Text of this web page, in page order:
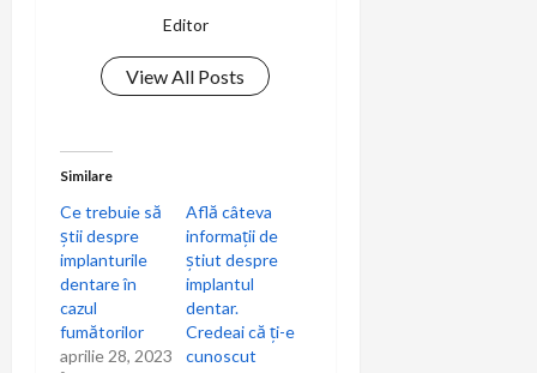
Editor
View All Posts
Similare
Ce trebuie să
știi despre
implanturile
dentare în
cazul
fumătorilor
aprilie 28, 2023
Află câteva
informații de
știut despre
implantul
dentar.
Credeai că ți-e
cunoscut